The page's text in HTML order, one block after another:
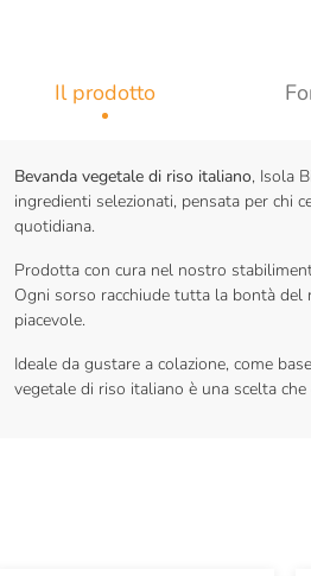
Il prodotto
Bevanda vegetale di riso italiano, Isola
ingredienti selezionati, pensata per chi
quotidiana.
Prodotta con cura nel nostro
Ogni sorso racchiude tutta la bontà del
piacevole.
Ideale da gustare a colazione, come
vegetale di riso italiano è una scelta